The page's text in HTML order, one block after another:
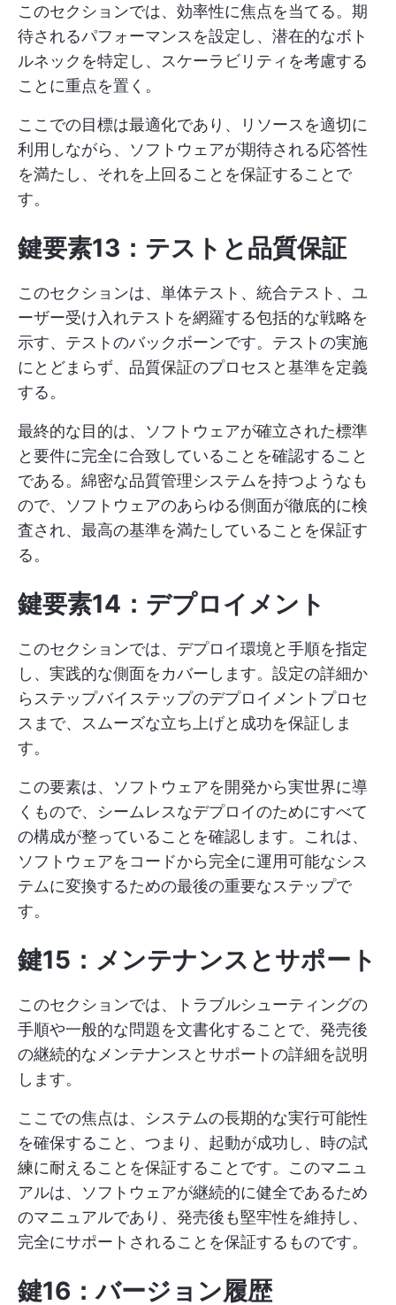
このセクションでは、効率性に焦点を当てる。期
待されるパフォーマンスを設定し、潜在的なボト
ルネックを特定し、スケーラビリティを考慮する
ことに重点を置く。
ここでの目標は最適化であり、リソースを適切に
利用しながら、ソフトウェアが期待される応答性
を満たし、それを上回ることを保証することで
す。
鍵要素13：テストと品質保証
このセクションは、単体テスト、統合テスト、ユ
ーザー受け入れテストを網羅する包括的な戦略を
示す、テストのバックボーンです。テストの実施
にとどまらず、品質保証のプロセスと基準を定義
する。
最終的な目的は、ソフトウェアが確立された標準
と要件に完全に合致していることを確認すること
である。綿密な品質管理システムを持つようなも
ので、ソフトウェアのあらゆる側面が徹底的に検
査され、最高の基準を満たしていることを保証す
る。
鍵要素14：デプロイメント
このセクションでは、デプロイ環境と手順を指定
し、実践的な側面をカバーします。設定の詳細か
らステップバイステップのデプロイメントプロセ
スまで、スムーズな立ち上げと成功を保証しま
す。
この要素は、ソフトウェアを開発から実世界に導
くもので、シームレスなデプロイのためにすべて
の構成が整っていることを確認します。これは、
ソフトウェアをコードから完全に運用可能なシス
テムに変換するための最後の重要なステップで
す。
鍵15：メンテナンスとサポート
このセクションでは、トラブルシューティングの
手順や一般的な問題を文書化することで、発売後
の継続的なメンテナンスとサポートの詳細を説明
します。
ここでの焦点は、システムの長期的な実行可能性
を確保すること、つまり、起動が成功し、時の試
練に耐えることを保証することです。このマニュ
アルは、ソフトウェアが継続的に健全であるため
のマニュアルであり、発売後も堅牢性を維持し、
完全にサポートされることを保証するものです。
鍵16：バージョン履歴